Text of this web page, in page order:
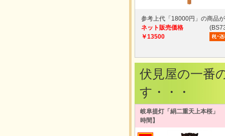
参考上代「18000円」の商品
ネット販売価格
￥13500
伏見屋の一番
す・・・
岐阜提灯「絹二重天上本桜」
時間】